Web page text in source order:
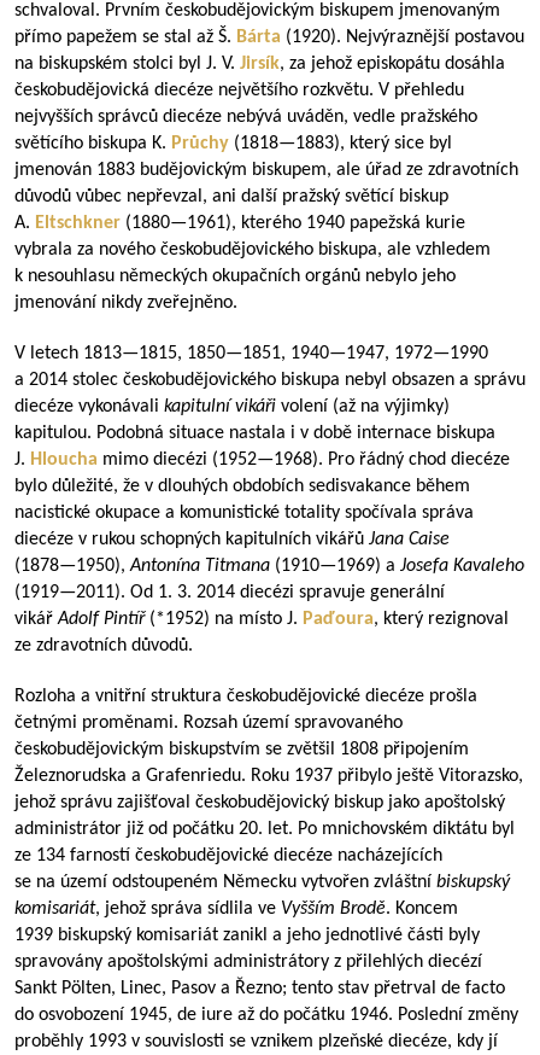
schvaloval. Prvním českobudějovickým biskupem jmenovaným
přímo papežem se stal až Š. Bárta (1920). Nejvýraznější postavou
na biskupském stolci byl J. V. Jirsík, za jehož episkopátu dosáhla
českobudějovická diecéze největšího rozkvětu. V přehledu
nejvyšších správců diecéze nebývá uváděn, vedle pražského
světícího biskupa K. Průchy (1818—1883), který sice byl
jmenován 1883 budějovickým biskupem, ale úřad ze zdravotních
důvodů vůbec nepřevzal, ani další pražský světící biskup
A. Eltschkner (1880—1961), kterého 1940 papežská kurie
vybrala za nového českobudějovického biskupa, ale vzhledem
k nesouhlasu německých okupačních orgánů nebylo jeho
jmenování nikdy zveřejněno.
V letech 1813—1815, 1850—1851, 1940—1947, 1972—1990
a 2014 stolec českobudějovického biskupa nebyl obsazen a správu
diecéze vykonávali kapitulní vikáři volení (až na výjimky)
kapitulou. Podobná situace nastala i v době internace biskupa
J. Hloucha mimo diecézi (1952—1968). Pro řádný chod diecéze
bylo důležité, že v dlouhých obdobích sedisvakance během
nacistické okupace a komunistické totality spočívala správa
diecéze v rukou schopných kapitulních vikářů Jana Caise
(1878—1950),Antonína Titmana (1910—1969) a Josefa Kavaleho
(1919—2011). Od 1. 3. 2014 diecézi spravuje generální
vikářAdolf Pintíř(*1952) na místo J. Paďoura, který rezignoval
ze zdravotních důvodů.
Rozloha a vnitřní struktura českobudějovické diecéze prošla
četnými proměnami. Rozsah území spravovaného
českobudějovickým biskupstvím se zvětšil 1808 připojením
Železnorudska a Grafenriedu. Roku 1937 přibylo ještě Vitorazsko,
jehož správu zajišťoval českobudějovický biskup jako apoštolský
administrátor již od počátku 20. let. Po mnichovském diktátu byl
ze 134 farností českobudějovické diecéze nacházejících
se na území odstoupeném Německu vytvořen zvláštní biskupský
komisariát, jehož správa sídlila ve Vyšším Brodě. Koncem
1939 biskupský komisariát zanikl a jeho jednotlivé části byly
spravovány apoštolskými administrátory z přilehlých diecézí
Sankt Pölten, Linec, Pasov a Řezno; tento stav přetrval de facto
do osvobození 1945, de iure až do počátku 1946. Poslední změny
proběhly 1993 v souvislosti se vznikem plzeňské diecéze, kdy jí